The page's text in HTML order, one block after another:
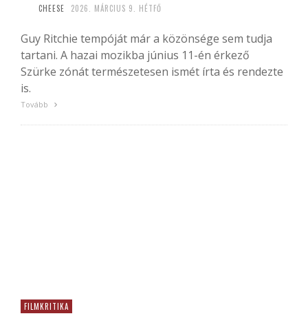
CHEESE 2026. MÁRCIUS 9. HÉTFŐ
Guy Ritchie tempóját már a közönsége sem tudja
tartani. A hazai mozikba június 11-én érkező
Szürke zónát természetesen ismét írta és rendezte
is.
Tovább
FILMKRITIKA